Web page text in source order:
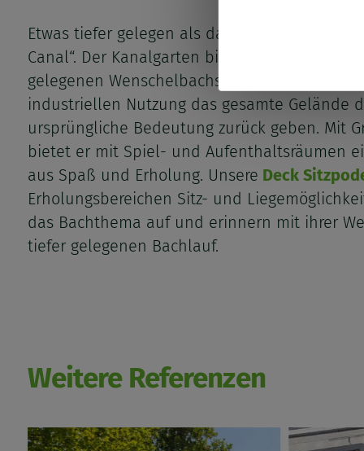
Etwas tiefer gelegen als das als das übrige
Canal“. Der Kanalgarten bildet den Verlauf
gelegenen Wenschelbachs ab und soll dem
industriellen Nutzung das gesamte Gelände
ursprüngliche Bedeutung zurück geben. Mit
bietet er mit Spiel- und Aufenthaltsräumen
aus Spaß und Erholung. Unsere Deck
Erholungsbereichen Sitz- und
das Bachthema auf und erinnern mit ihrer
tiefer gelegenen Bachlauf.
Weitere Referenzen
Daten
und
Cookies